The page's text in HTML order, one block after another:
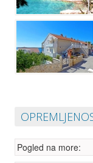
Pogled na more: